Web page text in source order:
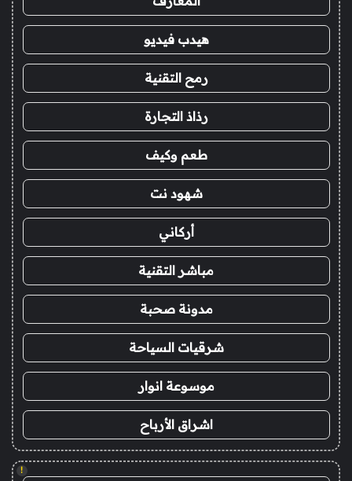
هيدب فيديو
رمح التقنية
رذاذ التجارة
طعم وكيف
شهود نت
أركاني
مباشر التقنية
مدونة صحبة
شرقيات السياحة
موسوعة انوار
اشراق الأرباح
!